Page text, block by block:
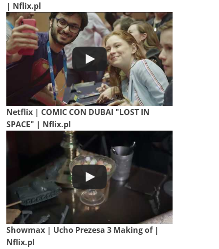
| Nflix.pl
Netflix | COMIC CON DUBAI "LOST IN
SPACE" | Nflix.pl
Showmax | Ucho Prezesa 3 Making of |
Nflix.pl